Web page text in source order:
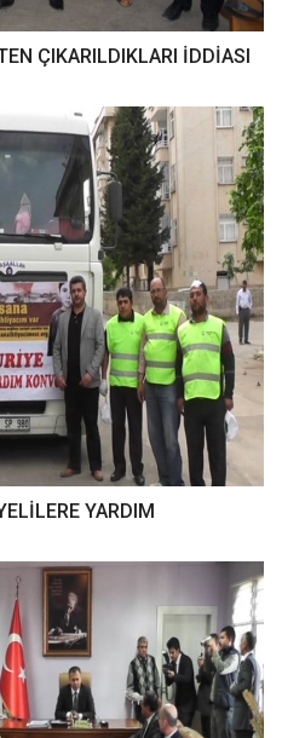
ÇIKARILDIKLARI İDDİASI
YARDIM